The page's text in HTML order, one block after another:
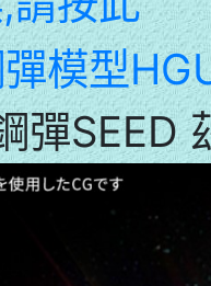
模型
彈SEED